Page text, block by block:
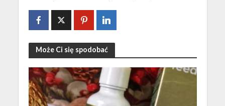
Może Ci się spodobać